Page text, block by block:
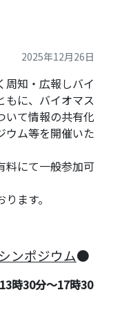
2025年12月26日
周知・広報しバイ
もに、バイオマス
いて情報の共有化
ウム等を開催いた
料にて一般参加可
ます。
ンポジウム●
13時30分～17時30